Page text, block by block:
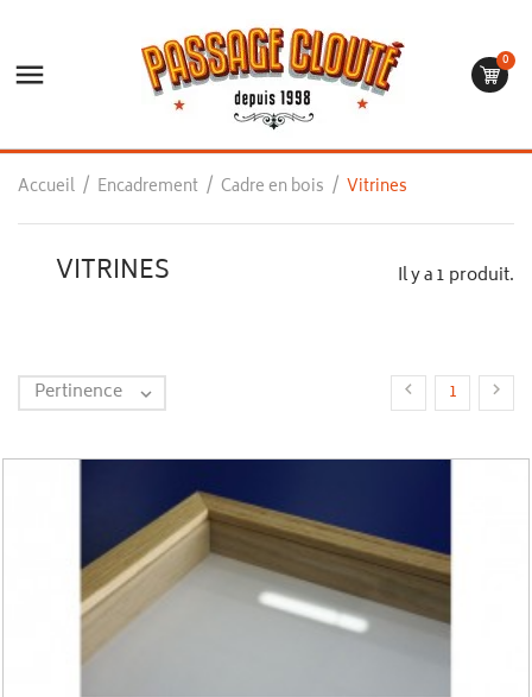
 0
Accueil Encadrement Cadre en bois Vitrines
VITRINES Il y a 1 produit.
Pertinence   1 